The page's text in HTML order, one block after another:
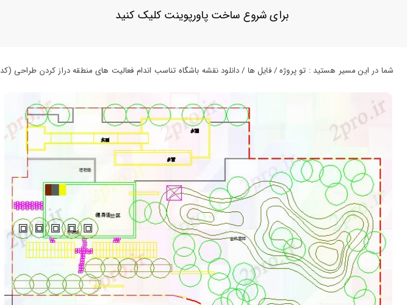
حساب
ثبت
رمز
عبور
علاقه
مندی
ها
برای شروع ساخت پاورپوینت کلیک کنید
شما در این مسیر هستید : تو پروژه / فایل ها / دانلود نقشه باشگاه تناسب اندام فعالیت های منطقه دراز کردن طراحی (کد44457)